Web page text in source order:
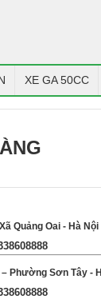
XE GA 50CC
Quảng Oai - Hà Nội
Phường Sơn Tây -